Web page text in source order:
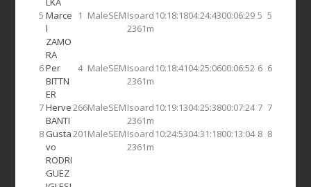
5 Marce
l
ZAMO
RA
1 MaleSEMIsoard
2361m
10:18:1804:24:4300:06:29 5 5
6Per
BITTN
ER
4 MaleSEMIsoard
2361m
10:18:4104:25:0600:06:52 6 6
7Herve
BANTI
266MaleSEMIsoard
2361m
10:19:1304:25:3800:07:24 7 7
8 Gusta
vo
RODRI
GUEZ
201MaleSEMIsoard
2361m
10:24:5304:31:1800:13:04 8 8